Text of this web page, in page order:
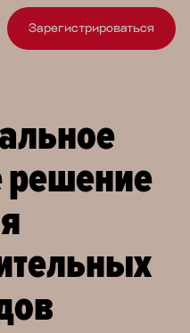
Зарегистрироваться
решение